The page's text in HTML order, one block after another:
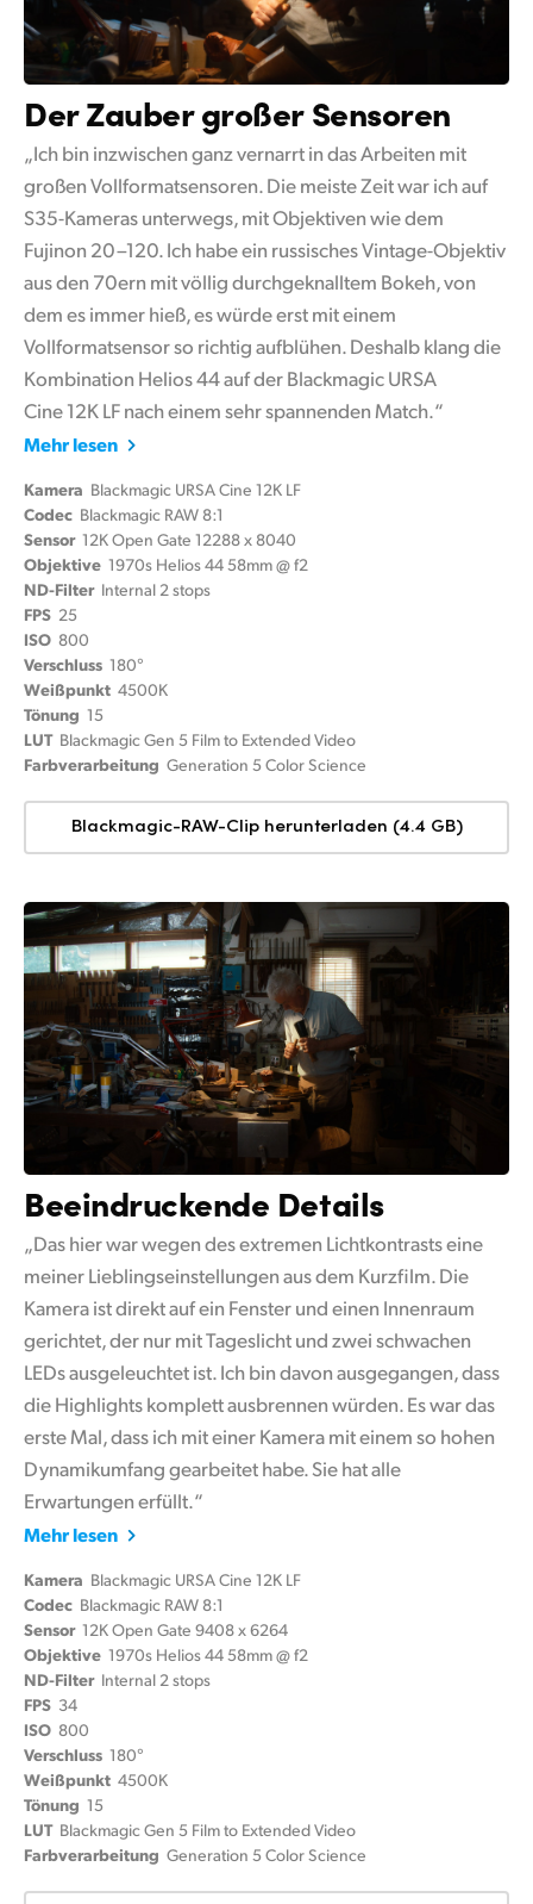
Der Zauber großer Sensoren
„Ich bin inzwischen ganz vernarrt in das Arbeiten mit
großen Vollformatsensoren. Die meiste Zeit war ich auf
S35-Kameras unterwegs, mit Objektiven wie dem
Fujinon 20–120. Ich habe ein russisches Vintage-Objektiv
aus den 70ern mit völlig durchgeknalltem Bokeh, von
dem es immer hieß, es würde erst mit einem
Vollformatsensor so richtig aufblühen. Deshalb klang die
Kombination Helios 44 auf der Blackmagic URSA
Cine 12K LF nach einem sehr spannenden Match.“
Mehr lesen
Kamera Blackmagic URSA Cine 12K LF
Codec Blackmagic RAW 8:1
Sensor 12K Open Gate 12288 x 8040
Objektive 1970s Helios 44 58mm @ f2
ND-Filter Internal 2 stops
FPS 25
ISO 800
Verschluss 180°
Weißpunkt 4500K
Tönung 15
LUT Blackmagic Gen 5 Film to Extended Video
Farbverarbeitung Generation 5 Color Science
Blackmagic-RAW-Clip herunterladen (4.4 GB)
Beeindruckende Details
„Das hier war wegen des extremen Lichtkontrasts eine
meiner Lieblingseinstellungen aus dem Kurzfilm. Die
Kamera ist direkt auf ein Fenster und einen Innenraum
gerichtet, der nur mit Tageslicht und zwei schwachen
LEDs ausgeleuchtet ist. Ich bin davon ausgegangen, dass
die Highlights komplett ausbrennen würden. Es war das
erste Mal, dass ich mit einer Kamera mit einem so hohen
Dynamikumfang gearbeitet habe. Sie hat alle
Erwartungen erfüllt.“
Mehr lesen
Kamera Blackmagic URSA Cine 12K LF
Codec Blackmagic RAW 8:1
Sensor 12K Open Gate 9408 x 6264
Objektive 1970s Helios 44 58mm @ f2
ND-Filter Internal 2 stops
FPS 34
ISO 800
Verschluss 180°
Weißpunkt 4500K
Tönung 15
LUT Blackmagic Gen 5 Film to Extended Video
Farbverarbeitung Generation 5 Color Science